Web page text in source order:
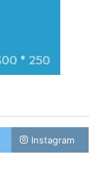
Instagram